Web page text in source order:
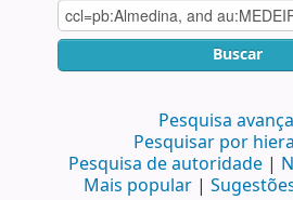
Buscar
Pesquisa
Pesquisar por
Pesquisa de autoridade
Mais popular